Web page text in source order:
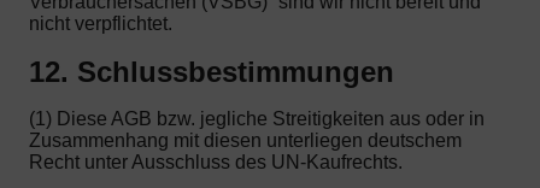
nicht verpflichtet.
12. Schlussbestimmungen
(1) Diese AGB bzw. jegliche Streitigkeiten aus oder in
Zusammenhang mit diesen unterliegen deutschem
Recht unter Ausschluss des UN-Kaufrechts.